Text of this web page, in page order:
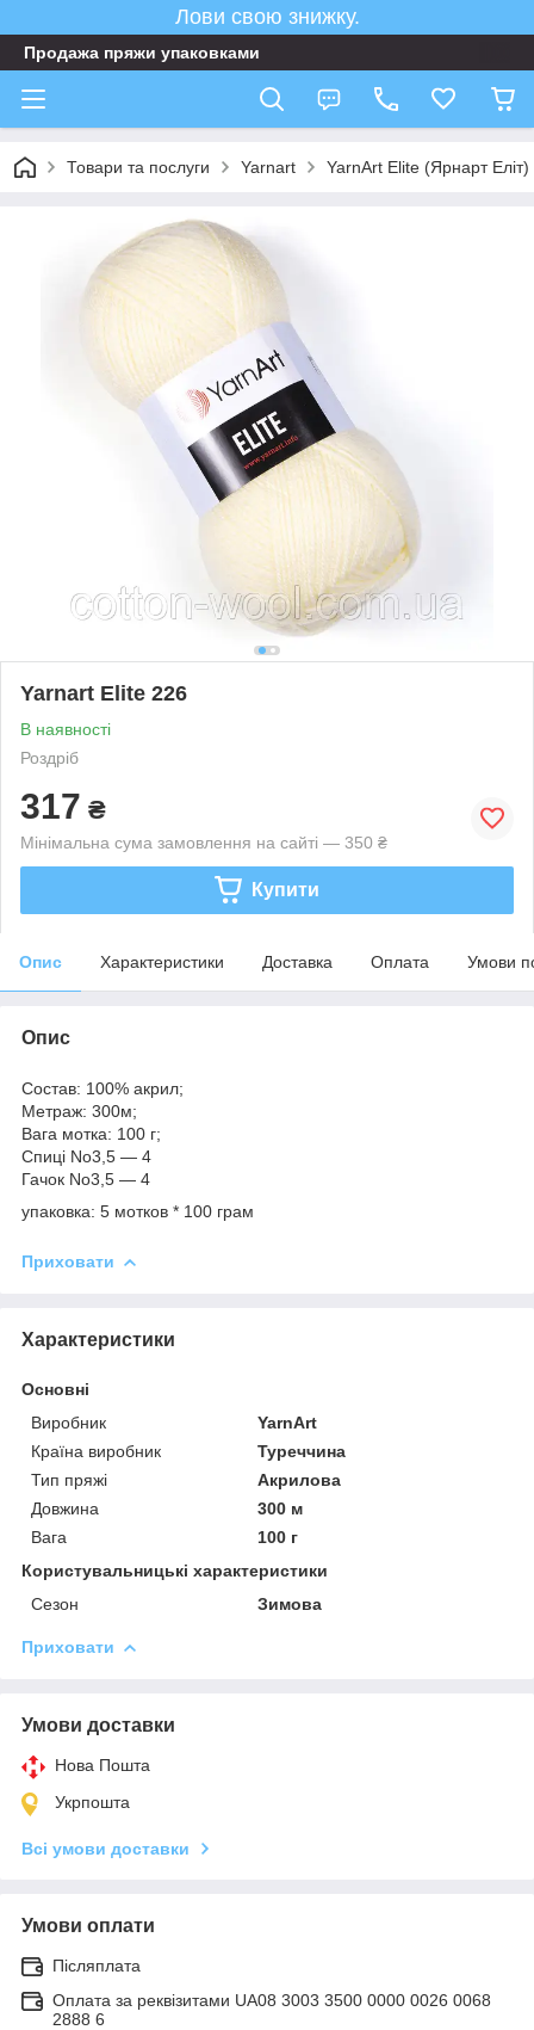
Лови свою знижку.
Продажа пряжи упаковками
Товари та послуги Yarnart YarnArt Elite (Ярнарт
Yarnart Elite 226
В наявності
Роздріб
317 ₴
Мінімальна сума замовлення на сайті — 350 ₴
Купити
Опис Характеристики Доставка Оплата Умови
Опис
Состав: 100% акрил;
Метраж: 300м;
Вага мотка: 100 г;
Спиці No3,5 — 4
Гачок No3,5 — 4
упаковка: 5 мотков * 100 грам
Приховати
Характеристики
Основні
Виробник
YarnArt
Країна виробник
Туреччина
Тип пряжі
Акрилова
Довжина
300 м
Вага
100 г
Користувальницькі характеристики
Сезон
Зимова
Приховати
Умови доставки
Нова Пошта
Укрпошта
Всі умови доставки
Умови оплати
Післяплата
Оплата за реквізитами UA08 3003 3500 0000 0026 0068
2888 6